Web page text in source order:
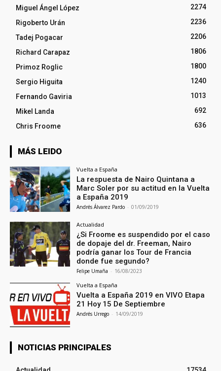
Miguel Ángel López
2274
Rigoberto Urán
2236
Tadej Pogacar
2206
Richard Carapaz
1806
Primoz Roglic
1800
Sergio Higuita
1240
Fernando Gaviria
1013
Mikel Landa
692
Chris Froome
636
MÁS LEIDO
Vuelta a España
La respuesta de Nairo Quintana a
Marc Soler por su actitud en la Vuelta
a España 2019
Andrés Álvarez Pardo - 01/09/2019
Actualidad
¿Si Froome es suspendido por el caso
de dopaje del dr. Freeman, Nairo
podría ganar los Tour de Francia
donde fue segundo?
Felipe Umaña - 16/08/2023
Vuelta a España
Vuelta a España 2019 en VIVO Etapa
21 Hoy 15 De Septiembre
Andrés Urrego - 14/09/2019
NOTICIAS PRINCIPALES